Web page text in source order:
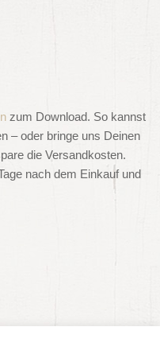
zum Download. So kannst
– oder bringe uns Deinen
die Versandkosten.
nach dem Einkauf und